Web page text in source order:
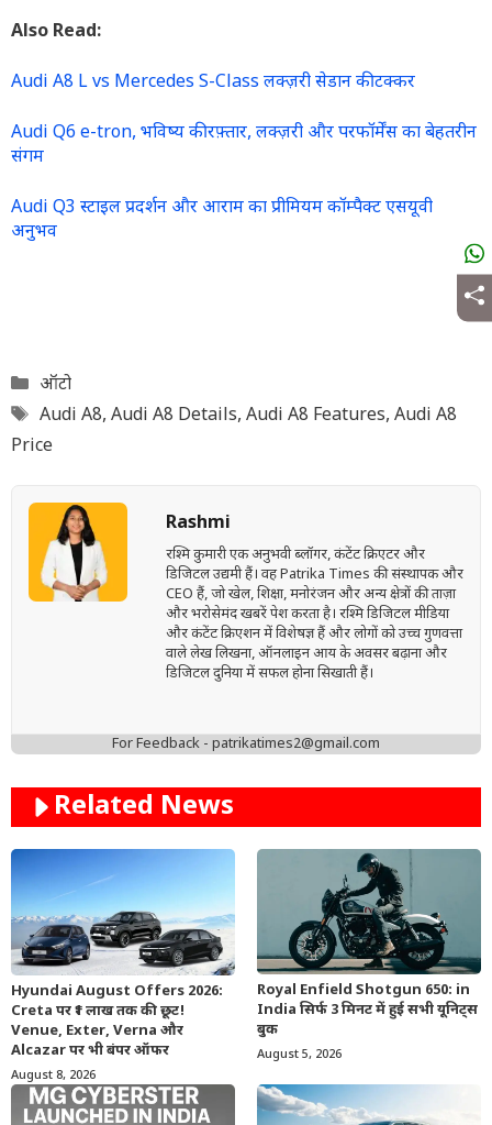
Also Read:
Audi A8 L vs Mercedes S-Class लक्ज़री सेडान की टक्कर
Audi Q6 e-tron, भविष्य की रफ़्तार, लक्ज़री और परफॉर्मेंस का बेहतरीन
संगम
Audi Q3 स्टाइल प्रदर्शन और आराम का प्रीमियम कॉम्पैक्ट एसयूवी
अनुभव
Categories
ऑटो
Tags
Audi A8, Audi A8 Details, Audi A8 Features, Audi A8
Price
Rashmi
रश्मि कुमारी एक अनुभवी ब्लॉगर, कंटेंट क्रिएटर और
डिजिटल उद्यमी हैं। वह Patrika Times की संस्थापक और
CEO हैं, जो खेल, शिक्षा, मनोरंजन और अन्य क्षेत्रों की ताज़ा
और भरोसेमंद खबरें पेश करता है। रश्मि डिजिटल मीडिया
और कंटेंट क्रिएशन में विशेषज्ञ हैं और लोगों को उच्च गुणवत्ता
वाले लेख लिखना, ऑनलाइन आय के अवसर बढ़ाना और
डिजिटल दुनिया में सफल होना सिखाती हैं।
For Feedback - patrikatimes2@gmail.com
Related News
Hyundai August Offers 2026:
Creta पर ₹1 लाख तक की छूट!
Venue, Exter, Verna और
Alcazar पर भी बंपर ऑफर
August 8, 2026
Royal Enfield Shotgun 650: in
India सिर्फ 3 मिनट में हुई सभी यूनिट्स
बुक
August 5, 2026